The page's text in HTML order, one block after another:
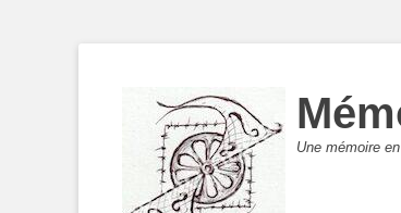
Une mémoire